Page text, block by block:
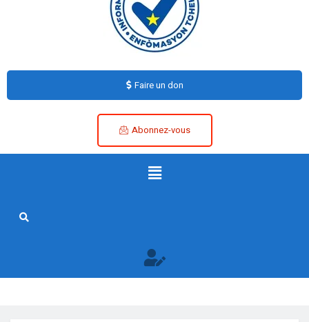
Faire un don
Abonnez-vous